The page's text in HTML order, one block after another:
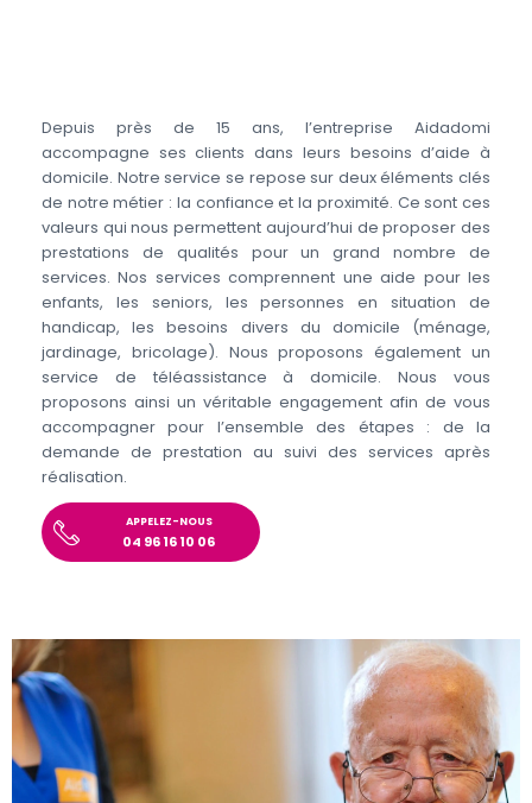
Depuis près de 15 ans, l’entreprise Aidadomi
accompagne ses clients dans leurs besoins d’aide à
domicile. Notre service se repose sur deux éléments clés
de notre métier : la confiance et la proximité. Ce sont ces
valeurs qui nous permettent aujourd’hui de proposer des
prestations de qualités pour un grand nombre de
services. Nos services comprennent une aide pour les
enfants, les seniors, les personnes en situation de
handicap, les besoins divers du domicile (ménage,
jardinage, bricolage). Nous proposons également un
service de téléassistance à domicile. Nous vous
proposons ainsi un véritable engagement afin de vous
accompagner pour l’ensemble des étapes : de la
demande de prestation au suivi des services après
réalisation.
APPELEZ-NOUS
04 96 16 10 06